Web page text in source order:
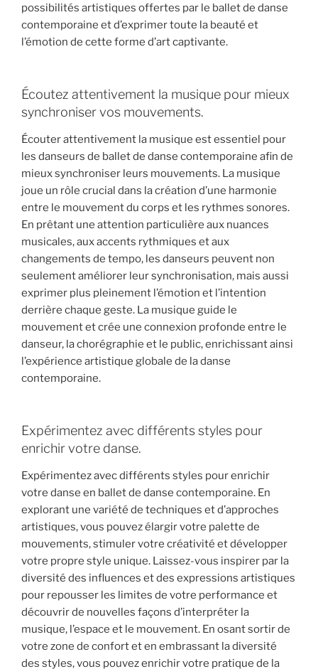
possibilités artistiques offertes par le ballet de danse
contemporaine et d’exprimer toute la beauté et
l’émotion de cette forme d’art captivante.
Écoutez attentivement la musique pour mieux
synchroniser vos mouvements.
Écouter attentivement la musique est essentiel pour
les danseurs de ballet de danse contemporaine afin de
mieux synchroniser leurs mouvements. La musique
joue un rôle crucial dans la création d’une harmonie
entre le mouvement du corps et les rythmes sonores.
En prêtant une attention particulière aux nuances
musicales, aux accents rythmiques et aux
changements de tempo, les danseurs peuvent non
seulement améliorer leur synchronisation, mais aussi
exprimer plus pleinement l’émotion et l’intention
derrière chaque geste. La musique guide le
mouvement et crée une connexion profonde entre le
danseur, la chorégraphie et le public, enrichissant ainsi
l’expérience artistique globale de la danse
contemporaine.
Expérimentez avec différents styles pour
enrichir votre danse.
Expérimentez avec différents styles pour enrichir
votre danse en ballet de danse contemporaine. En
explorant une variété de techniques et d’approches
artistiques, vous pouvez élargir votre palette de
mouvements, stimuler votre créativité et développer
votre propre style unique. Laissez-vous inspirer par la
diversité des influences et des expressions artistiques
pour repousser les limites de votre performance et
découvrir de nouvelles façons d’interpréter la
musique, l’espace et le mouvement. En osant sortir de
votre zone de confort et en embrassant la diversité
des styles, vous pouvez enrichir votre pratique de la